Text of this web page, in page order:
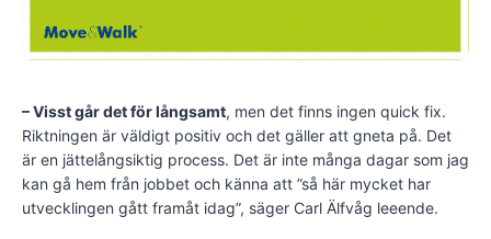
– Visst går det för långsamt, men det finns ingen quick fix.
Riktningen är väldigt positiv och det gäller att gneta på. Det
är en jättelångsiktig process. Det är inte många dagar som jag
kan gå hem från jobbet och känna att ”så här mycket har
utvecklingen gått framåt idag”, säger Carl Älfvåg leeende.